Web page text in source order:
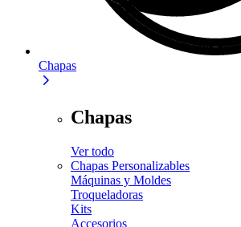
Chapas
Chapas
Ver todo
Chapas Personalizables
Máquinas y Moldes
Troqueladoras
Kits
Accesorios